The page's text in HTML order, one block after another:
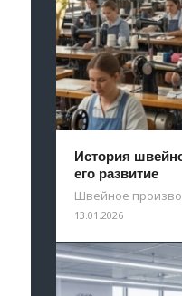
История
его развитие
Швейное
13.01.2026